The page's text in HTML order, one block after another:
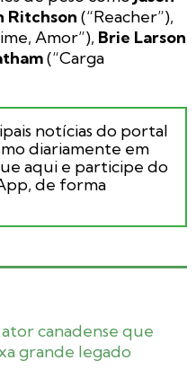
Ritchson (“Reacher”),
Amor”), Brie Larson
(“Carga
notícias do portal
diariamente em
aqui e participe do
de forma
canadense que
grande legado